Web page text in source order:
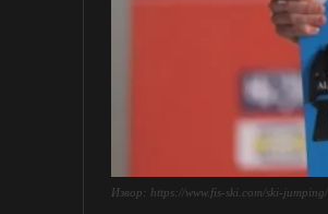
Извор: https://www.fis-ski.com/ski-jumping/